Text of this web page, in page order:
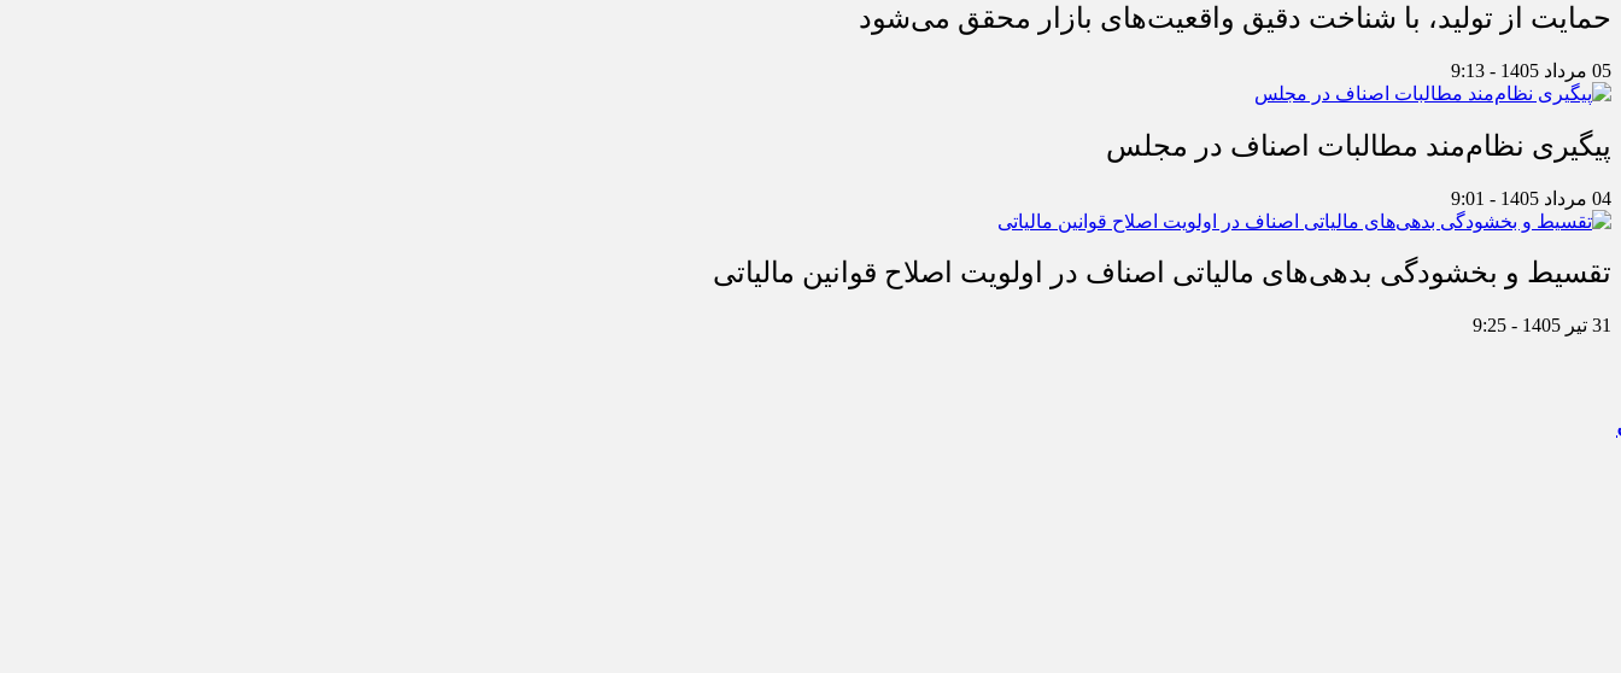
حمایت از تولید، با شناخت دقیق واقعیت‌های بازار محقق می‌شود
05 مرداد 1405 - 9:13
پیگیری نظام‌مند مطالبات اصناف در مجلس
04 مرداد 1405 - 9:01
تقسیط و بخشودگی بدهی‌های مالیاتی اصناف در اولویت اصلاح قوانین مالیاتی
31 تیر 1405 - 9:25